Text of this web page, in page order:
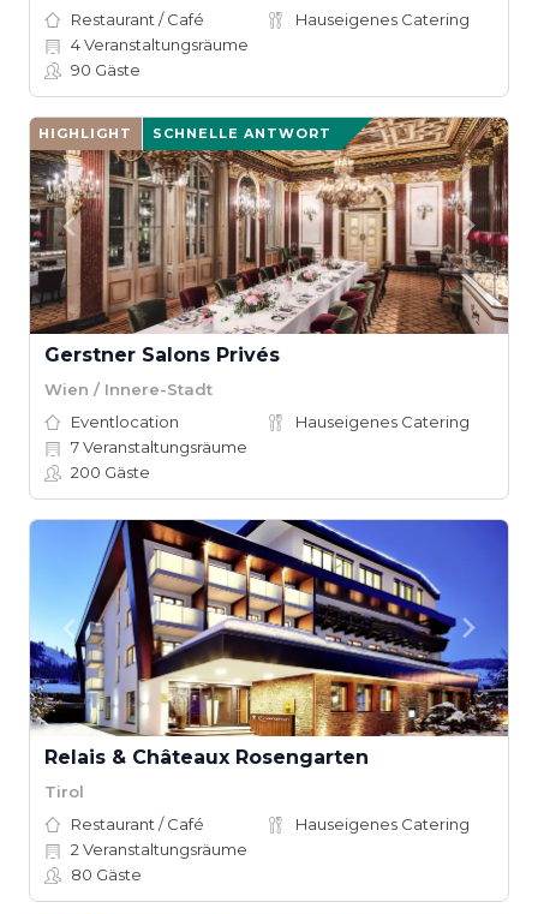
Restaurant / Café
Hauseigenes Catering
4Veranstaltungsräume
90 Gäste
HIGHLIGHT SCHNELLE ANTWORT
Gerstner Salons Privés
Wien / Innere-Stadt
Eventlocation
Hauseigenes Catering
7Veranstaltungsräume
200 Gäste
Relais & Châteaux Rosengarten
Tirol
Restaurant / Café
Hauseigenes Catering
2 Veranstaltungsräume
80 Gäste